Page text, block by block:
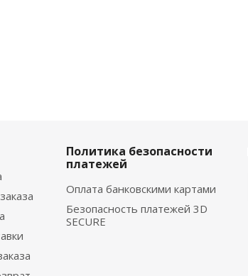
Политика безопасности
платежей
Оплата банковскими картами
Безопасность платежей 3D
SECURE